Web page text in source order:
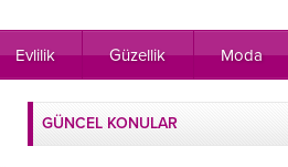
Evlilik Güzellik Moda
GÜNCEL KONULAR